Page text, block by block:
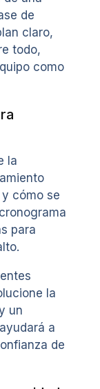
de
claro,
todo,
como
la
cómo se
para
la
un
a
de